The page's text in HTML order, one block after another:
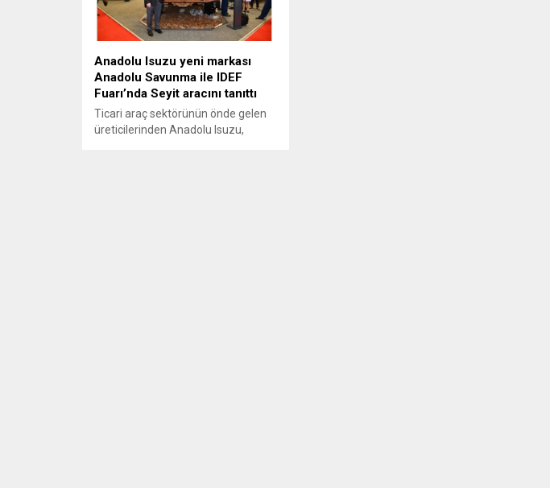
Anadolu Isuzu yeni markası
Anadolu Savunma ile IDEF
Fuarı’nda Seyit aracını tanıttı
Ticari araç sektörünün önde gelen
üreticilerinden Anadolu Isuzu,